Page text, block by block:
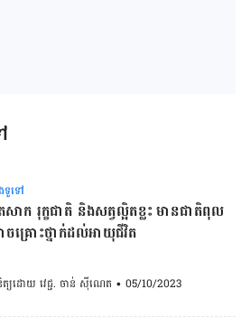
ទូទៅ
សាក រុក្ខជាតិ និងសត្វល្អិតខ្លះ មានជាតិពុល
ាចគ្រោះថ្នាក់ដល់អាយុជីវិត
ត្យដោយ វេជ្ជ. ចាន់ ស៊ីណេត • 05/10/2023